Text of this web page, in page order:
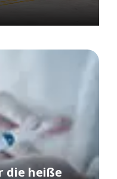
die heiße